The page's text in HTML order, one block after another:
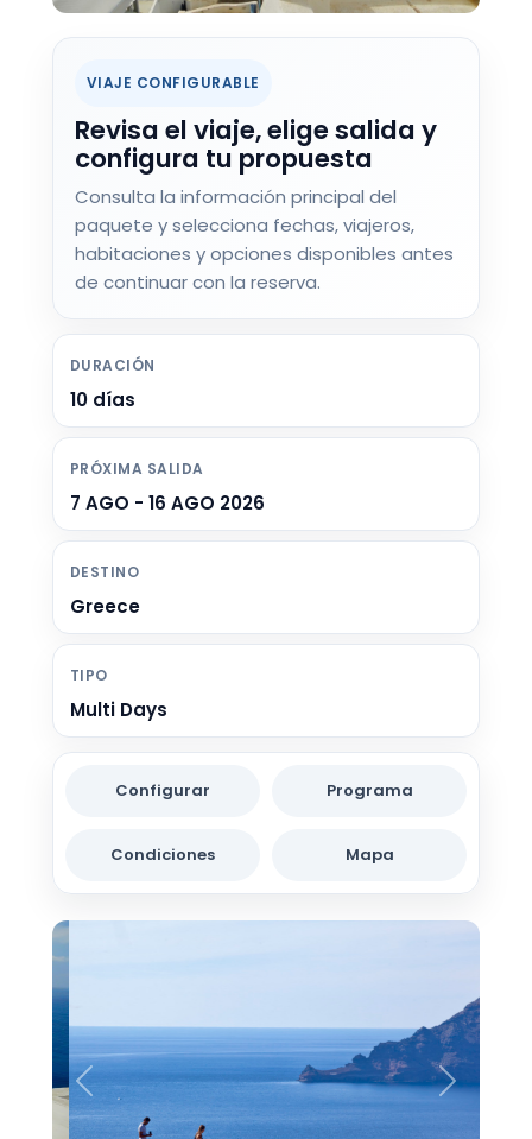
VIAJE CONFIGURABLE
Revisa el viaje, elige salida y
configura tu propuesta
Consulta la información principal del
paquete y selecciona fechas, viajeros,
habitaciones y opciones disponibles antes
de continuar con la reserva.
DURACIÓN
10 días
PRÓXIMA SALIDA
7 AGO - 16 AGO 2026
DESTINO
Greece
TIPO
Multi Days
Configurar Programa
Condiciones Mapa